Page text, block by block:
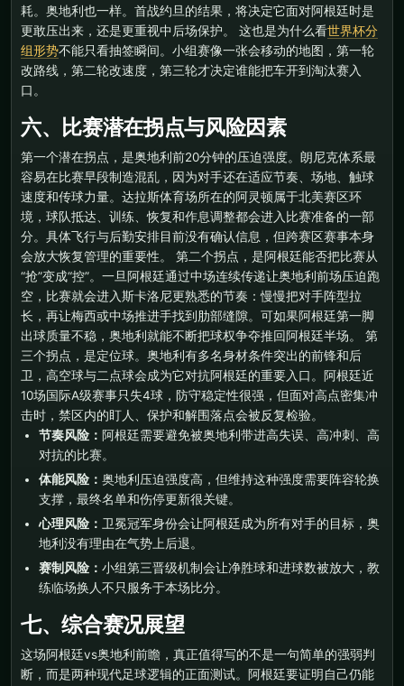
耗。奥地利也一样。首战约旦的结果，将决定它面对阿根廷时是
更敢压出来，还是更重视中后场保护。 这也是为什么看世界杯分
组形势不能只看抽签瞬间。小组赛像一张会移动的地图，第一轮
改路线，第二轮改速度，第三轮才决定谁能把车开到淘汰赛入
口。
六、比赛潜在拐点与风险因素
第一个潜在拐点，是奥地利前20分钟的压迫强度。朗尼克体系最
容易在比赛早段制造混乱，因为对手还在适应节奏、场地、触球
速度和传球力量。达拉斯体育场所在的阿灵顿属于北美赛区环
境，球队抵达、训练、恢复和作息调整都会进入比赛准备的一部
分。具体飞行与后勤安排目前没有确认信息，但跨赛区赛事本身
会放大恢复管理的重要性。 第二个拐点，是阿根廷能否把比赛从
“抢”变成“控”。一旦阿根廷通过中场连续传递让奥地利前场压迫跑
空，比赛就会进入斯卡洛尼更熟悉的节奏：慢慢把对手阵型拉
长，再让梅西或中场推进手找到肋部缝隙。可如果阿根廷第一脚
出球质量不稳，奥地利就能不断把球权争夺推回阿根廷半场。 第
三个拐点，是定位球。奥地利有多名身材条件突出的前锋和后
卫，高空球与二点球会成为它对抗阿根廷的重要入口。阿根廷近
10场国际A级赛事只失4球，防守稳定性很强，但面对高点密集冲
击时，禁区内的盯人、保护和解围落点会被反复检验。
节奏风险： 阿根廷需要避免被奥地利带进高失误、高冲刺、高
对抗的比赛。
体能风险： 奥地利压迫强度高，但维持这种强度需要阵容轮换
支撑，最终名单和伤停更新很关键。
心理风险： 卫冕冠军身份会让阿根廷成为所有对手的目标，奥
地利没有理由在气势上后退。
赛制风险： 小组第三晋级机制会让净胜球和进球数被放大，教
练临场换人不只服务于本场比分。
七、综合赛况展望
这场阿根廷vs奥地利前瞻，真正值得写的不是一句简单的强弱判
断，而是两种现代足球逻辑的正面测试。阿根廷要证明自己仍能